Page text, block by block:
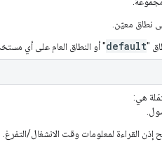
نطاق معيّن.
"
default" أو النطاق العام على أي
هي:
إذن القراءة لمعلومات وقت الانشغال/التفرغ.